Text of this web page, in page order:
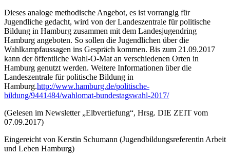
Dieses analoge methodische Angebot, es ist vorrangig für
Jugendliche gedacht, wird von der Landeszentrale für politische
Bildung in Hamburg zusammen mit dem Landesjugendring
Hamburg angeboten. So sollen die Jugendlichen über die
Wahlkampfaussagen ins Gespräch kommen. Bis zum 21.09.2017
kann der öffentliche Wahl-O-Mat an verschiedenen Orten in
Hamburg genutzt werden. Weitere Informationen über die
Landeszentrale für politische Bildung in
Hamburg.http://www.hamburg.de/politische-
bildung/9441484/wahlomat-bundestagswahl-2017/
(Gelesen im Newsletter „Elbvertiefung“, Hrsg. DIE ZEIT vom
07.09.2017)
Eingereicht von Kerstin Schumann (Jugendbildungsreferentin Arbeit
und Leben Hamburg)